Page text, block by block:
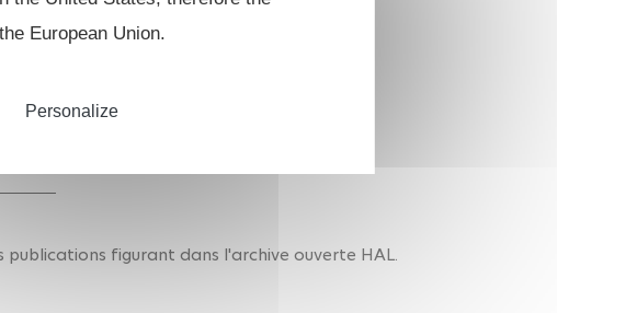
publications figurant dans l'archive ouverte HAL.
European Union.
Personalize